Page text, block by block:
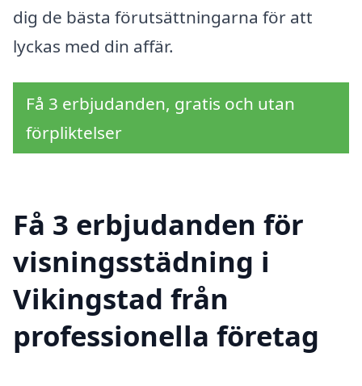
dig de bästa förutsättningarna för att
lyckas med din affär.
Få 3 erbjudanden, gratis och utan
förpliktelser
Få 3 erbjudanden för
visningsstädning i
Vikingstad från
professionella företag